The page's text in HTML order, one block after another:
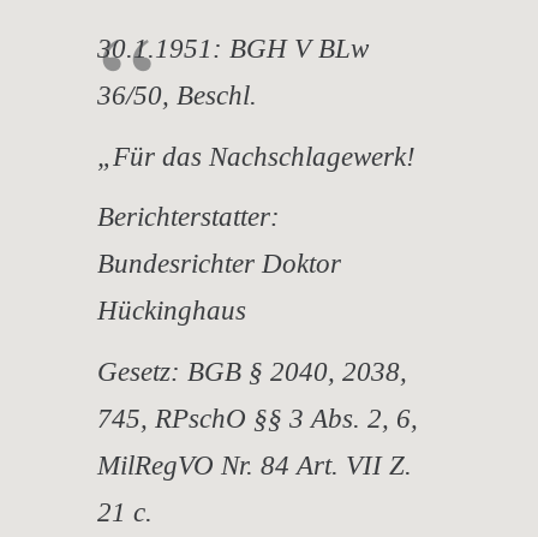
30.1.1951: BGH V BLw
36/50, Beschl.
„Für das Nachschlagewerk!
Berichterstatter:
Bundesrichter Doktor
Hückinghaus
Gesetz: BGB § 2040, 2038,
745, RPschO §§ 3 Abs. 2, 6,
MilRegVO Nr. 84 Art. VII Z.
21 c.